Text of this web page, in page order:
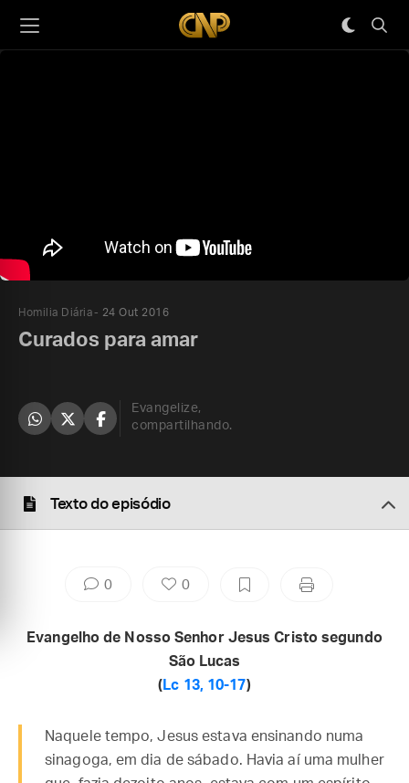
Homilia Diária 24 Out 2016
Curados para amar
Evangelize,
compartilhando.
Texto do episódio
0 0
Evangelho de Nosso Senhor Jesus Cristo segundo
São Lucas
( Lc 13, 10-17)
Naquele tempo, Jesus estava ensinando numa
sinagoga, em dia de sábado. Havia aí uma mulher